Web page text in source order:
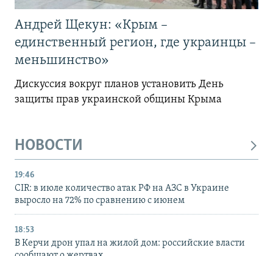
Андрей Щекун: «Крым –
единственный регион, где украинцы –
меньшинство»
Дискуссия вокруг планов установить День
защиты прав украинской общины Крыма
НОВОСТИ
19:46
CIR: в июле количество атак РФ на АЗС в Украине
выросло на 72% по сравнению с июнем
18:53
В Керчи дрон упал на жилой дом: российские власти